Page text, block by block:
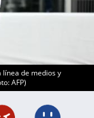
línea de medios y
AFP)